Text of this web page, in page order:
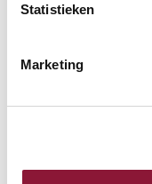
Statistieken
Marketing